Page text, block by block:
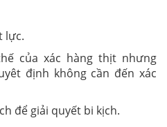
lực.
của xác hàng thịt nhưng
định không cần đến xác
để giải quyết bi kịch.